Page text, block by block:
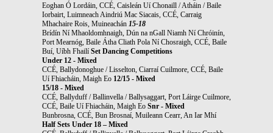
Eoghan Ó Lordáin, CCÉ, Caisleán Uí Chonaill / Atháin / Baile
Iorbairt, Luimneach Aindriú Mac Siacais, CCÉ, Carraig
Mhachaire Rois, Muineachán 15-18
Brídín Ní Mhaoldomhnaigh, Dún na nGall Niamh Ní Chróinín,
Port Mearnóg, Baile Átha Cliath Pola Ní Chosraigh, CCÉ, Baile
Buí, Uíbh Fhailí Set Dancing Competitions
Under 12 - Mixed
CCÉ, Ballydonoghue / Lisselton, Ciarraí Cuilmore, CCÉ, Baile
Uí Fhiacháin, Maigh Eo 12/15 - Mixed
15/18 - Mixed
CCÉ, Ballyduff / Ballinvella / Ballysaggart, Port Láirge Cuilmore,
CCÉ, Baile Uí Fhiacháin, Maigh Eo Snr - Mixed
Bunbrosna, CCÉ, Bun Brosnaí, Muileann Cearr, An Iar Mhí
Half Sets Under 18 – Mixed